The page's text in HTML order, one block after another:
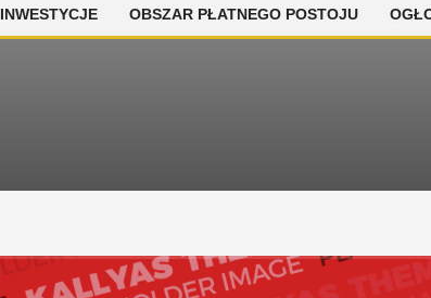
INWESTYCJE OBSZAR PŁATNEGO POSTOJU